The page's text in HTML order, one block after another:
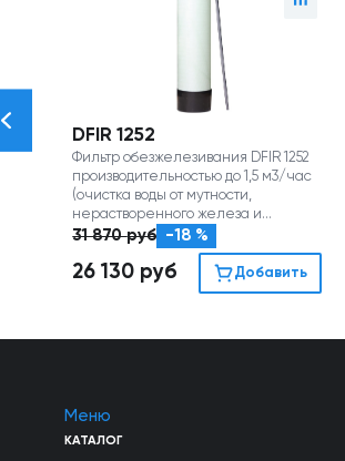
DFIR 1252
Фильтр обезжелезивания DFIR 1252
производительностью до 1,5 м3/час
(очистка воды от мутности,
нерастворенного железа и
марганца)
31 870руб -18 %
26 130 руб Добавить
Меню
КАТАЛОГ